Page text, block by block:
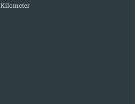
Kilometer